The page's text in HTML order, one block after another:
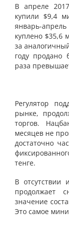
В апреле
купили $9,4
январь-
куплено $35,6
за
году продано
раза
Регулятор
рынке,
торгов.
месяцев не
достаточно
тенге.
В отсутствии
продолжает
значение
Это самое